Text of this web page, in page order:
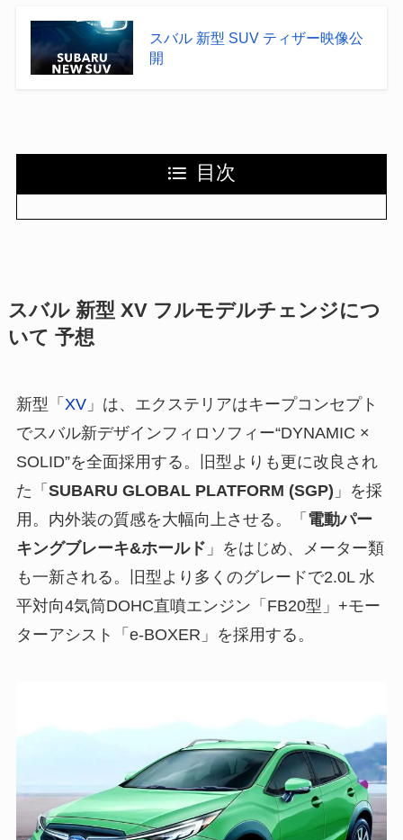
スバル 新型 SUV ティザー映像公
開
目次
スバル 新型 XV フルモデルチェンジにつ
いて 予想
新型「 XV」は、エクステリアはキープコンセプト
でスバル新デザインフィロソフィー“DYNAMIC ×
SOLID”を全面採用する。旧型よりも更に改良され
た「 SUBARU GLOBAL PLATFORM (SGP) 」を採
用。内外装の質感を大幅向上させる。「 電動パー
キングブレーキ&ホールド 」をはじめ、メーター類
も一新される。旧型より多くのグレードで2.0L 水
平対向4気筒DOHC直噴エンジン「FB20型」+モー
ターアシスト「e-BOXER」を採用する。